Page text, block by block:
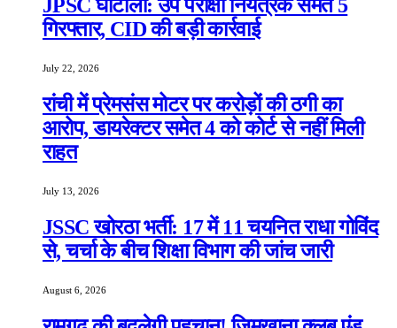
JPSC घोटाला: उप परीक्षा नियंत्रक समेत 5
गिरफ्तार, CID की बड़ी कार्रवाई
July 22, 2026
रांची में प्रेमसंस मोटर पर करोड़ों की ठगी का
आरोप, डायरेक्टर समेत 4 को कोर्ट से नहीं मिली
राहत
July 13, 2026
JSSC खोरठा भर्ती: 17 में 11 चयनित राधा गोविंद
से, चर्चा के बीच शिक्षा विभाग की जांच जारी
August 6, 2026